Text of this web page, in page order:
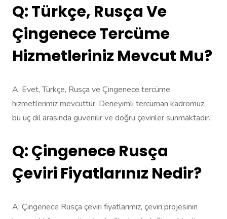
Q: Türkçe, Rusça Ve
Çingenece Tercüme
Hizmetleriniz Mevcut Mu?
A: Evet, Türkçe, Rusça ve Çingenece tercüme
hizmetlerimiz mevcuttur. Deneyimli tercüman kadromuz,
bu üç dil arasında güvenilir ve doğru çeviriler sunmaktadır.
Q: Çingenece Rusça
Çeviri Fiyatlarınız Nedir?
A: Çingenece Rusça çeviri fiyatlarımız, çeviri projesinin